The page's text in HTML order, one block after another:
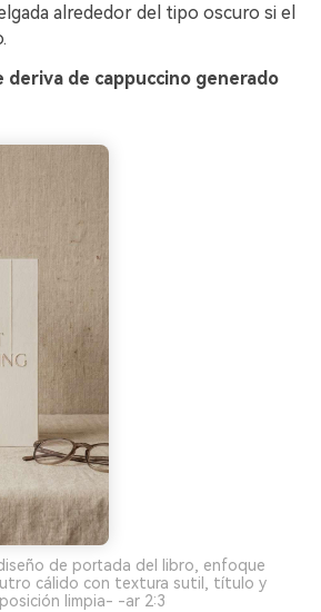
alrededor del tipo oscuro si el
deriva de cappuccino generado
de portada del libro, enfoque
cálido con textura sutil, título y
limpia- -ar 2:3